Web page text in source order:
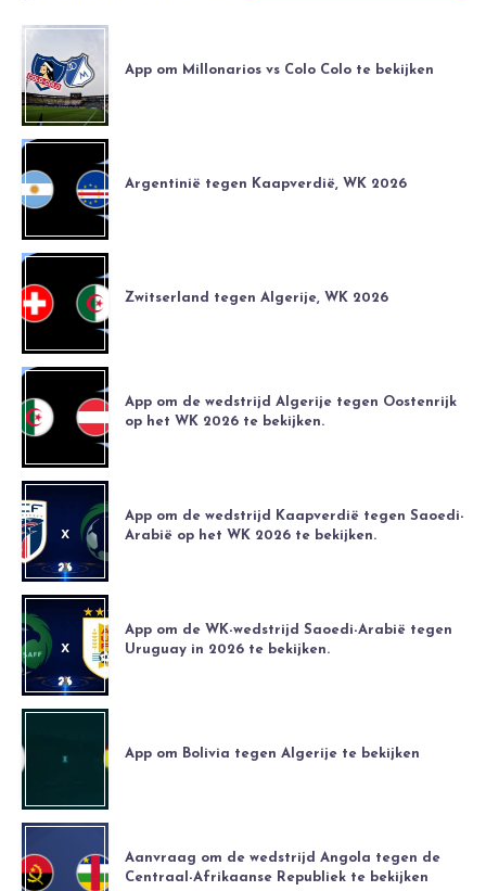
App om Millonarios vs Colo Colo te bekijken
Argentinië tegen Kaapverdië, WK 2026
Zwitserland tegen Algerije, WK 2026
App om de wedstrijd Algerije tegen Oostenrijk
op het WK 2026 te bekijken.
App om de wedstrijd Kaapverdië tegen Saoedi-
Arabië op het WK 2026 te bekijken.
App om de WK-wedstrijd Saoedi-Arabië tegen
Uruguay in 2026 te bekijken.
App om Bolivia tegen Algerije te bekijken
Aanvraag om de wedstrijd Angola tegen de
Centraal-Afrikaanse Republiek te bekijken